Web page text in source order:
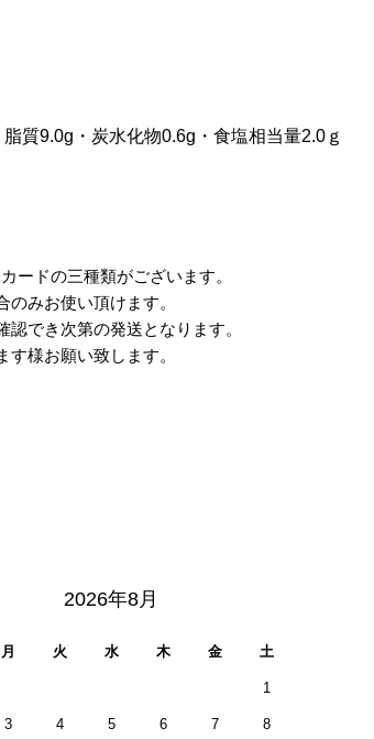
質9.0g・炭水化物0.6g・食塩相当量2.0ｇ
ードの三種類がございます。
みお使い頂けます。
でき次第の発送となります。
様お願い致します。
2026年8月
月 火 水 木 金 土
1
3 4 5 6 7 8